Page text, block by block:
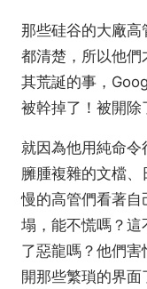
那些硅谷的大廠
都清楚，所以他
其荒誕的事，
被幹掉了！被開除
就因為他用純命
臃腫複雜的文檔
慢的高管們看著自
塌，能不慌嗎？
了惡龍嗎？他們
開那些繁瑣的界